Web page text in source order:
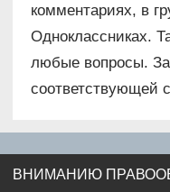
комментариях, в
Одноклассниках.
любые вопросы.
соответствующей
ВНИМАНИЮ